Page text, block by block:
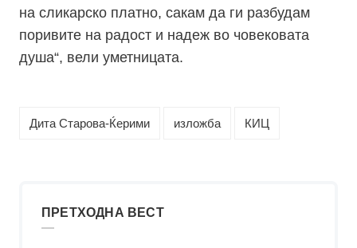
на сликарско платно, сакам да ги разбудам
поривите на радост и надеж во човековата
душа“, вели уметницата.
Дита Старова-Ќерими изложба КИЦ
ПРЕТХОДНА ВЕСТ